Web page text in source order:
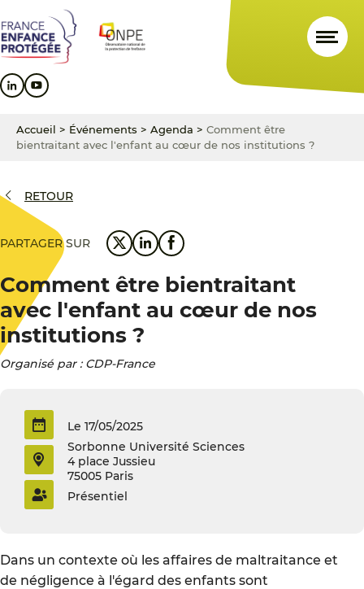
au
contenu
principal
au
menu
principal
au
pied
de
Accueil > Événements > Agenda > Comment être
bientraitant avec l'enfant au cœur de nos institutions ?
RETOUR
PARTAGER SUR
Comment être bientraitant
avec l'enfant au cœur de nos
institutions ?
Organisé par : CDP-France
Le 17/05/2025
Sorbonne Université Sciences
4 place Jussieu
75005 Paris
Présentiel
Dans un contexte où les affaires de maltraitance et
de négligence à l'égard des enfants sont